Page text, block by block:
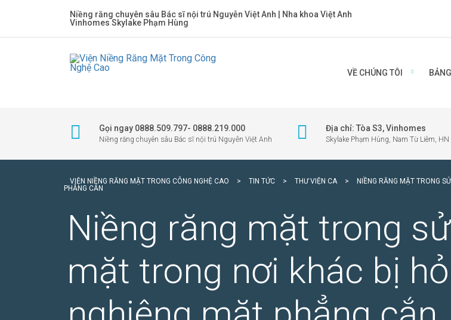
Niềng răng chuyên sâu Bác sĩ nội trú Nguyễn Việt Anh | Nha khoa Việt Anh
Vinhomes Skylake Phạm Hùng
VỀ CHÚNG TÔI
Gọi ngay 0888.509.797- 0888.219.000
Niềng răng chuyên sâu Bác sĩ nội trú Nguyễn Việt Anh
Địa chỉ: Tòa S3, Vinhomes
Skylake Phạm Hùng, Nam Từ Liêm, HN
VIỆN NIỀNG RĂNG MẶT TRONG CÔNG NGHỆ CAO > TIN TỨC > THƯ VIỆN CA >
NIỀNG RĂNG MẶT TRONG
PHẲNG CẮN
Niềng răng mặt trong
mặt trong nơi khác bị